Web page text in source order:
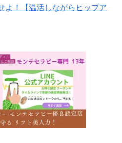
よ！【温活しながらヒップア